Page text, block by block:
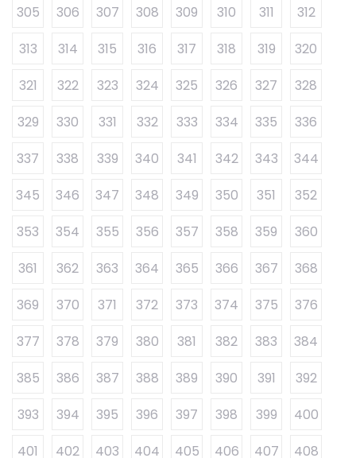
305
306 307 308 309 310 311
312
313
314 315 316 317 318 319
320
321
322 323 324 325 326 327
328
329
330 331 332 333 334 335
336
337
338 339 340 341 342 343
344
345
346 347 348 349 350 351
352
353
354 355 356 357 358 359
360
361
362 363 364 365 366 367
368
369
370 371 372 373 374 375
376
377
378 379 380 381 382 383
384
385
386 387 388 389 390 391
392
393
394 395 396 397 398 399
400
401
402 403 404 405 406 407 408